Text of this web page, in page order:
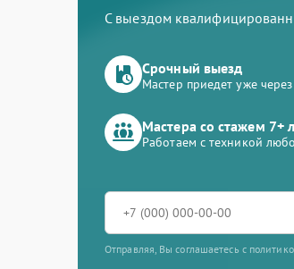
С выездом
Срочный выезд
Мастер приедет уже
Мастера со стажем 7+
Работаем с техникой
Отправляя, Вы соглашаетесь с